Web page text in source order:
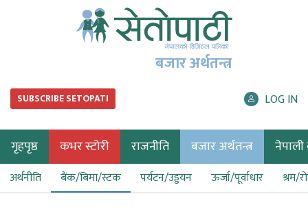
बजार अर्थतन्त्र
SUBSCRIBE SETOPATI LOG IN
गृहपृष्ठ कभर स्टोरी राजनीति बजार अर्थतन्त्र नेपाली
अर्थनीति बैंक/बिमा/स्टक पर्यटन/उड्डयन ऊर्जा/पूर्वाधार श्रम/